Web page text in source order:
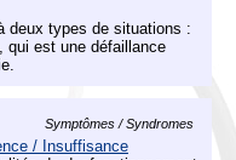
deux types de situations :
qui est une défaillance
Symptômes / Syndromes
/ Insuffisance